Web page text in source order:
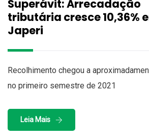
Superávit: Arrecadação
tributária cresce 10,36%
Japeri
Recolhimento chegou a
no primeiro semestre de 2021
Leia Mais